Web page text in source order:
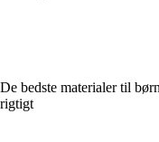
De bedste materialer til
rigtigt